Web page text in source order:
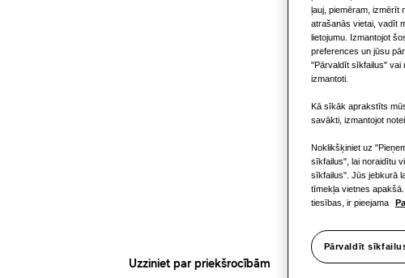
garumā
Uzziniet par priekšrocībām
ļauj, piemēram, izmērīt
atrašanās vietai, vadīt
lietojumu. Izmantojot
preferences un jūsu
"Pārvaldīt sīkfailus" vai
izmantoti.
Kā sīkāk aprakstīts
savākti, izmantojot
Noklikšķiniet uz
sīkfailus", lai noraidītu
sīkfailus". Jūs jebkurā
tīmekļa vietnes
tiesības, ir pieejama
Pārvaldīt